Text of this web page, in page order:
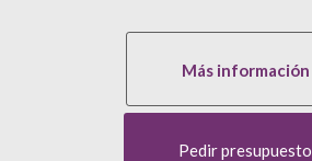
Más información
Pedir presupuesto